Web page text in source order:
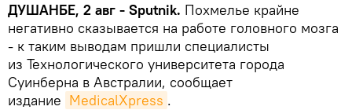
ДУШАНБЕ, 2 авг - Sputnik. Похмелье крайне
негативно сказывается на работе головного мозга
- к таким выводам пришли специалисты
из Технологического университета города
Суинберна в Австралии, сообщает
издание MedicalXpress .